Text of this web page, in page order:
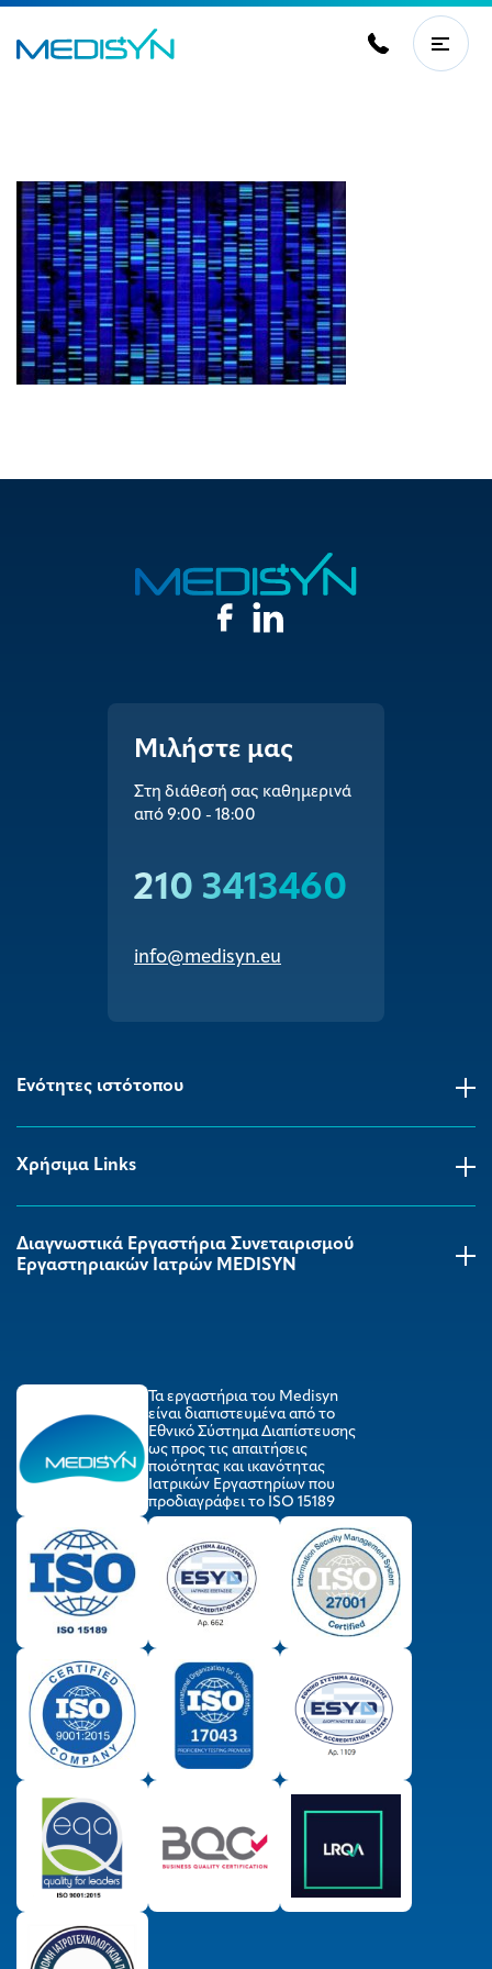
Μιλήστε μας
Στη διάθεσή σας καθημερινά
από 9:00 - 18:00
210 3413460
info@medisyn.eu
Ενότητες ιστότοπου
Χρήσιμα Links
Διαγνωστικά Εργαστήρια Συνεταιρισμού
Εργαστηριακών Ιατρών MEDISYΝ
Τα εργαστήρια του Medisyn
είναι διαπιστευμένα από το
Εθνικό Σύστημα Διαπίστευσης
ως προς τις απαιτήσεις
ποιότητας και ικανότητας
Ιατρικών Εργαστηρίων που
προδιαγράφει το ISO 15189